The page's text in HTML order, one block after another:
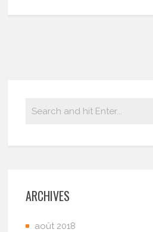
ARCHIVES
août 2018